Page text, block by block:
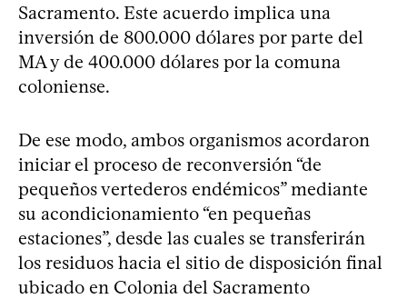
Sacramento. Este acuerdo implica una
inversión de 800.000 dólares por parte del
MA y de 400.000 dólares por la comuna
coloniense.
De ese modo, ambos organismos acordaron
iniciar el proceso de reconversión “de
pequeños vertederos endémicos” mediante
su acondicionamiento “en pequeñas
estaciones”, desde las cuales se transferirán
los residuos hacia el sitio de disposición final
ubicado en Colonia del Sacramento